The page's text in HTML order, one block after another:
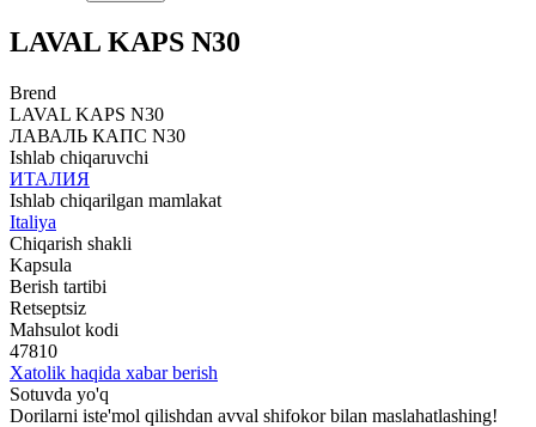
LAVAL KAPS N30
Brend
LAVAL KAPS N30
ЛАВАЛЬ КАПС N30
Ishlab chiqaruvchi
ИТАЛИЯ
Ishlab chiqarilgan mamlakat
Italiya
Chiqarish shakli
Kapsula
Berish tartibi
Retseptsiz
Mahsulot kodi
47810
Xatolik haqida xabar berish
Sotuvda yo'q
Dorilarni iste'mol qilishdan avval shifokor bilan maslahatlashing!